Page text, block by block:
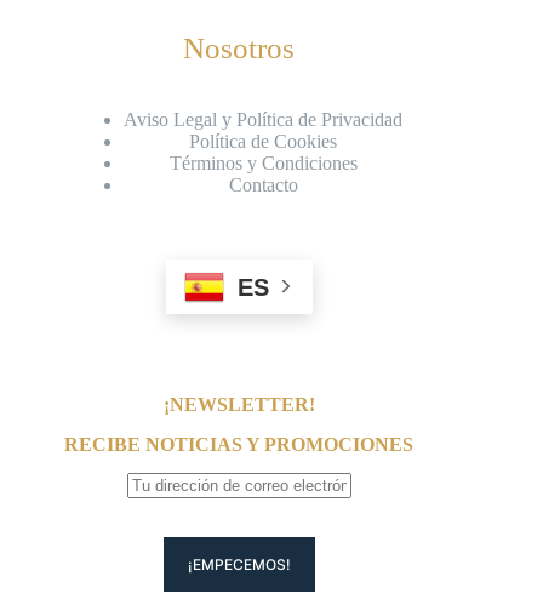
Nosotros
Aviso Legal y Política de Privacidad
Política de Cookies
Términos y Condiciones
Contacto
ES
¡NEWSLETTER!
RECIBE NOTICIAS Y PROMOCIONES